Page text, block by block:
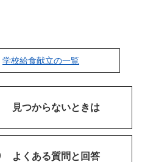
学校給食献立の一覧
見つからないときは
よくある質問と回答